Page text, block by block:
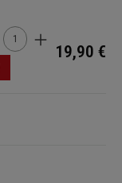
del
19,90 €